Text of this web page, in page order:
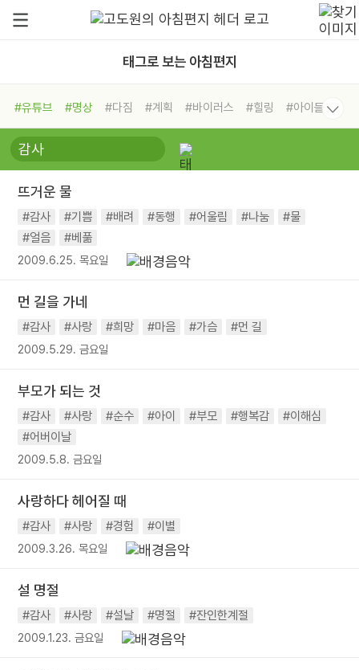
태그로 보는 아침편지
#유튜브 #명상 #다짐 #계획 #바이러스 #힐링
#아이들
#비전캠프
#독서캠프 #삶
#희망
#나눔 #친구 #링컨학교
#독서
#건강
뜨거운 물
#감사 #기쁨 #배려 #동행 #어울림 #나눔
#물
#얼음
#베풂
2009.6.25. 목요일
먼 길을 가네
#감사 #사랑 #희망 #마음 #가슴 #먼 길
2009.5.29. 금요일
부모가 되는 것
#감사 #사랑 #순수 #아이 #부모 #행복감
#이해심
#어버이날
2009.5.8. 금요일
사랑하다 헤어질 때
#감사 #사랑 #경험 #이별
2009.3.26. 목요일
설 명절
#감사 #사랑 #설날 #명절 #잔인한계절
2009.1.23. 금요일